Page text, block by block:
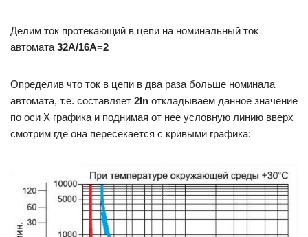
Делим ток протекающий в цепи на номинальный ток
автомата 32А/16А=2
Определив что ток в цепи в два раза больше номинала
автомата, т.е. составляет 2In откладываем данное значение
по оси X графика и поднимая от нее условную линию вверх
смотрим где она пересекается с кривыми графика: